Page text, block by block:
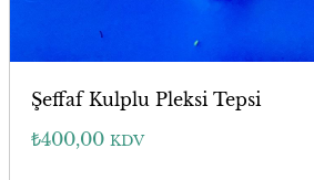
Şeffaf Kulplu Pleksi Tepsi
₺400,00 KDV